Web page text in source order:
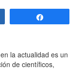
la actualidad es un
de científicos,